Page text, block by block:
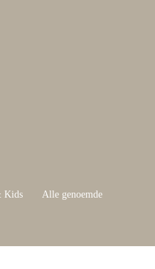
Kids Alle genoemde